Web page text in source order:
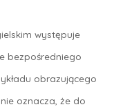
występuje
bezpośredniego
obrazującego
oznacza, że do